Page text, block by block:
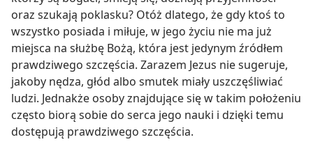
oraz szukają poklasku? Otóż dlatego, że gdy ktoś to
wszystko posiada i miłuje, w jego życiu nie ma już
miejsca na służbę Bożą, która jest jedynym źródłem
prawdziwego szczęścia. Zarazem Jezus nie sugeruje,
jakoby nędza, głód albo smutek miały uszczęśliwiać
ludzi. Jednakże osoby znajdujące się w takim położeniu
często biorą sobie do serca jego nauki i dzięki temu
dostępują prawdziwego szczęścia.